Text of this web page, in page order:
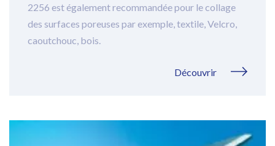
2256 est également recommandée pour le collage
des surfaces poreuses par exemple, textile, Velcro,
caoutchouc, bois.
Découvrir